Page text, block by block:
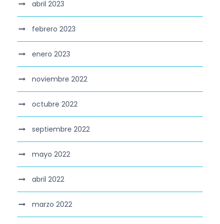
abril 2023
febrero 2023
enero 2023
noviembre 2022
octubre 2022
septiembre 2022
mayo 2022
abril 2022
marzo 2022